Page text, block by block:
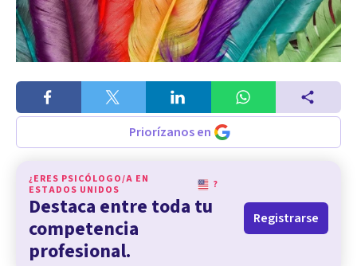
Priorízanos en
¿ERES PSICÓLOGO/A EN
ESTADOS UNIDOS
?
Destaca entre toda tu
competencia
profesional.
Registrarse